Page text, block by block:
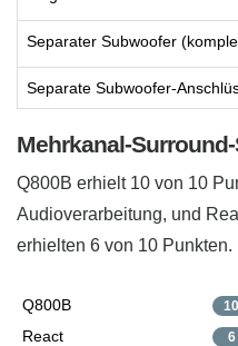
Separater Subwoofer
Separate Subwoofer-
Mehrkanal-
Q800B erhielt 10 von 10
Audioverarbeitung, und
erhielten 6 von 10 Punkten.
Q800B 10
React 6